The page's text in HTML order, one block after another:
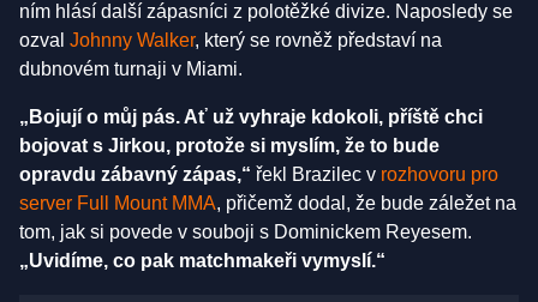
ním hlásí další zápasníci z polotěžké divize. Naposledy se
ozval Johnny Walker, který se rovněž představí na
dubnovém turnaji v Miami.
„Bojují o můj pás. Ať už vyhraje kdokoli, příště chci
bojovat s Jirkou, protože si myslím, že to bude
opravdu zábavný zápas,“ řekl Brazilec v rozhovoru pro
server Full Mount MMA, přičemž dodal, že bude záležet na
tom, jak si povede v souboji s Dominickem Reyesem.
„Uvidíme, co pak matchmakeři vymyslí.“